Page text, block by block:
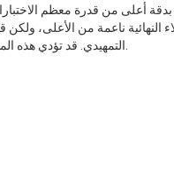
النهائية ناعمة من الأعلى،